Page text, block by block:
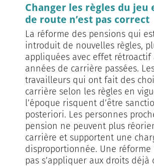
Changer les règles du jeu
de route n’est pas correct
La réforme des pensions qui
introduit de nouvelles règles,
appliquées avec effet rétroactif
années de carrière passées.
travailleurs qui ont fait des
carrière selon les règles en
l’époque risquent d’être
posteriori. Les personnes
pension ne peuvent plus
carrière et supportent une
disproportionnée. Une réforme
pas s’appliquer aux droits déjà